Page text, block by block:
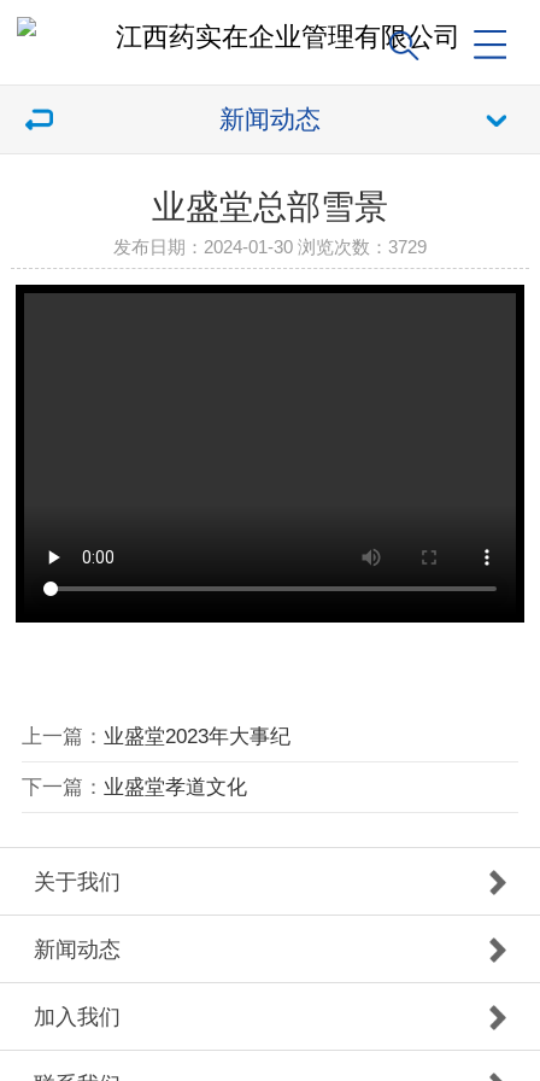
新闻动态
业盛堂总部雪景
发布日期：2024-01-30 浏览次数： 3729
上一篇： 业盛堂2023年大事纪
下一篇： 业盛堂孝道文化
关于我们
新闻动态
加入我们